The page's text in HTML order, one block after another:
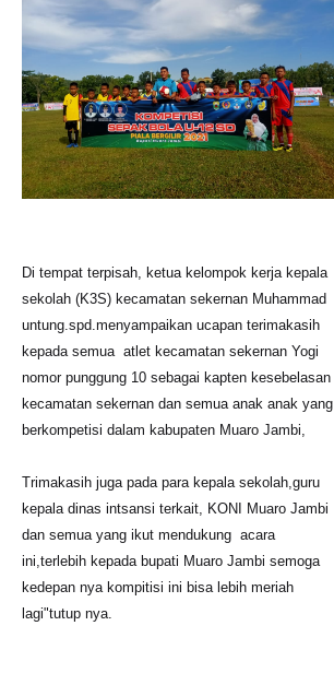
Di tempat terpisah, ketua kelompok kerja kepala
sekolah (K3S) kecamatan sekernan Muhammad
untung.spd.menyampaikan ucapan terimakasih
kepada semua atlet kecamatan sekernan Yogi
nomor punggung 10 sebagai kapten kesebelasan
kecamatan sekernan dan semua anak anak yang
berkompetisi dalam kabupaten Muaro Jambi,
Trimakasih juga pada para kepala sekolah,guru
kepala dinas intsansi terkait, KONI Muaro Jambi
dan semua yang ikut mendukung acara
ini,terlebih kepada bupati Muaro Jambi semoga
kedepan nya kompitisi ini bisa lebih meriah
lagi"tutup nya.